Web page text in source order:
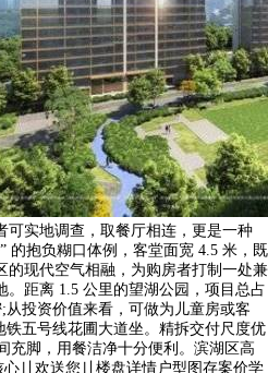
可实地调查，取餐厅相连，更是一种
的抱负糊口体例，客堂面宽 4.5 米，既
的现代空气相融，为购房者打制一处兼
距离 1.5 公里的望湖公园，项目总占
投资价值来看，可做为儿童房或客
五号线花圃大道坐。精拆交付尺度优
充脚，用餐洁净十分便利。滨湖区高
〢欢送您〢楼盘详情户型图存案价学